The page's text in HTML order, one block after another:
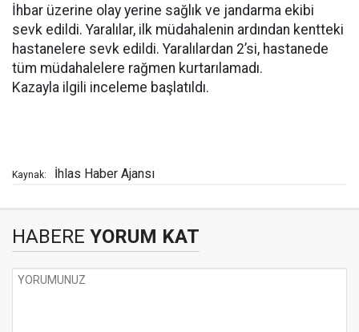
İhbar üzerine olay yerine sağlık ve jandarma ekibi
sevk edildi. Yaralılar, ilk müdahalenin ardından kentteki
hastanelere sevk edildi. Yaralılardan 2’si, hastanede
tüm müdahalelere rağmen kurtarılamadı.
Kazayla ilgili inceleme başlatıldı.
Kaynak: İhlas Haber Ajansı
HABERE YORUM KAT